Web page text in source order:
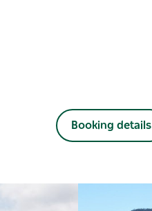
Booking details